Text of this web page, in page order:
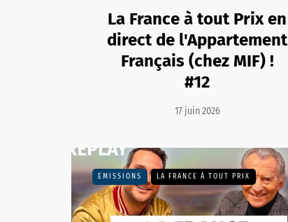
La France à tout Prix en
direct de l'Appartement
Français (chez MIF) !
#12
17 juin 2026
EMISSIONS LA FRANCE À TOUT PRIX